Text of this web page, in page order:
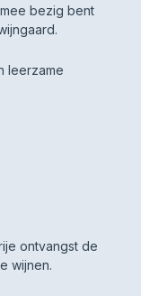
bezig bent
leerzame
ontvangst de
wijnen.